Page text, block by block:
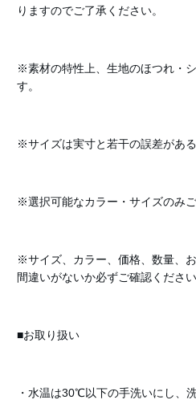
りますのでご了承ください。
※素材の特性上、生地のほつれ・
す。
※サイズは実寸と若干の誤差がある
※選択可能なカラー・サイズのみご
※サイズ、カラー、価格、数量、
間違いがないか必ずご確認ください
■お取り扱い
・水温は30℃以下の手洗いにし、